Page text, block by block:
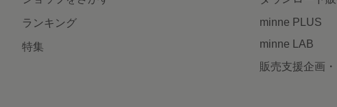
ランキング
特集
minne PLUS
minne LAB
販売支援企画